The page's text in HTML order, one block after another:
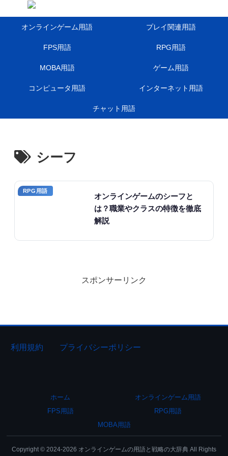
オンラインゲーム用語 プレイ関連用語
FPS用語 RPG用語
MOBA用語 ゲーム用語
コンピュータ用語 インターネット用語
チャット用語
シーフ
RPG用語
オンラインゲームのシーフと
は？職業やクラスの特徴を徹底
解説
スポンサーリンク
利用規約 プライバシーポリシー
ホーム
オンラインゲーム用語
FPS用語
RPG用語
MOBA用語
Copyright © 2024-2026 オンラインゲームの用語と戦略の大辞典 All Rights